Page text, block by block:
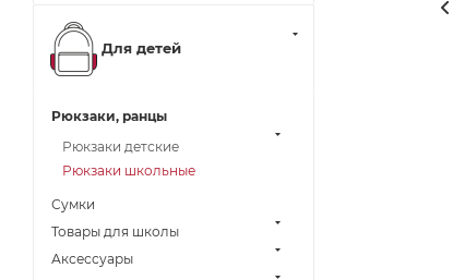
Для детей
Рюкзаки, ранцы
Рюкзаки детские
Рюкзаки школьные
Сумки
Товары для школы
Аксессуары